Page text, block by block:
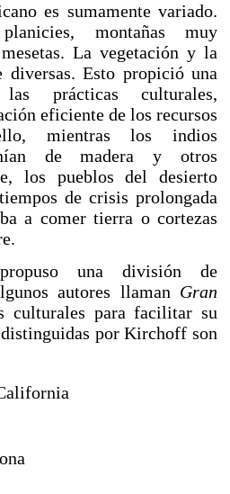
es sumamente variado.
montañas muy
La vegetación y la
diversas. Esto propició una
prácticas culturales,
eficiente de los recursos
mientras los indios
de madera y otros
los pueblos del desierto
de crisis prolongada
a comer tierra o cortezas
una división de
autores llaman Gran
culturales para facilitar su
por Kirchoff son